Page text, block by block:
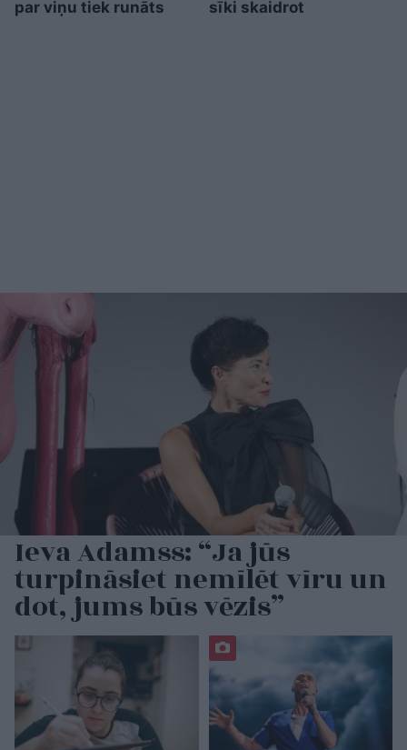
par viņu tiek runāts
sīki skaidrot
Ieva Adamss: “Ja jūs
turpināsiet nemīlēt vīru un
dot, jums būs vēzis”